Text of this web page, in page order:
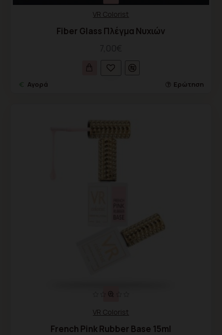
VR Colorist
Fiber Glass Πλέγμα Νυχιών
Αγορά Ερώτηση
VR Colorist
French Pink Rubber Base 15ml